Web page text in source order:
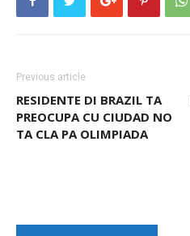
Previous article
RESIDENTE DI BRAZIL TA
PREOCUPA CU CIUDAD NO
TA CLA PA OLIMPIADA